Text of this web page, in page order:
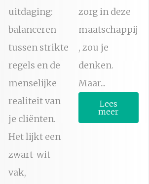
uitdaging:
balanceren
tussen strikte
regels en de
menselijke
realiteit van
je cliënten.
Het lijkt een
zwart-wit
vak,
zorg in deze
maatschappij
, zou je
denken.
Maar...
Lees
meer